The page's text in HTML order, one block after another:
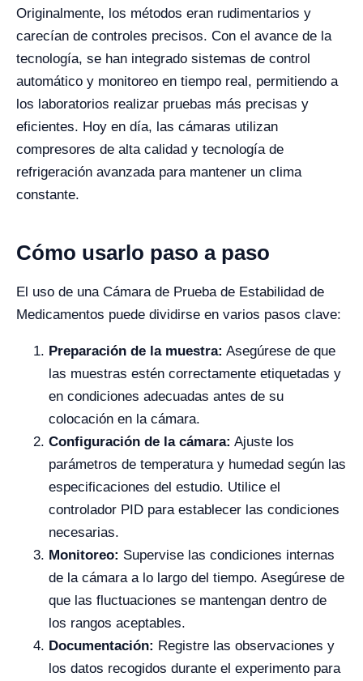
Originalmente, los métodos eran rudimentarios y
carecían de controles precisos. Con el avance de la
tecnología, se han integrado sistemas de control
automático y monitoreo en tiempo real, permitiendo a
los laboratorios realizar pruebas más precisas y
eficientes. Hoy en día, las cámaras utilizan
compresores de alta calidad y tecnología de
refrigeración avanzada para mantener un clima
constante.
Cómo usarlo paso a paso
El uso de una Cámara de Prueba de Estabilidad de
Medicamentos puede dividirse en varios pasos clave:
Preparación de la muestra: Asegúrese de que
las muestras estén correctamente etiquetadas y
en condiciones adecuadas antes de su
colocación en la cámara.
Configuración de la cámara: Ajuste los
parámetros de temperatura y humedad según las
especificaciones del estudio. Utilice el
controlador PID para establecer las condiciones
necesarias.
Monitoreo: Supervise las condiciones internas
de la cámara a lo largo del tiempo. Asegúrese de
que las fluctuaciones se mantengan dentro de
los rangos aceptables.
Documentación: Registre las observaciones y
los datos recogidos durante el experimento para